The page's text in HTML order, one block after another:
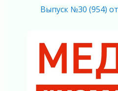
Регион готовится к
Никакого принуждения,
согласие
04 августа 2026
Без риска для
04 августа 2026
Выпуск №30 (954)